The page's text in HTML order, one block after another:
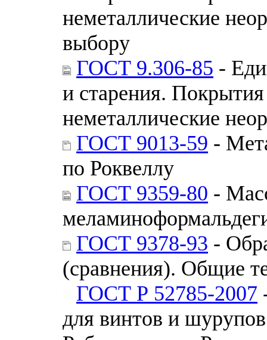
неметаллические
выбору
ГОСТ 9.306-85 -
и старения.
неметаллические
ГОСТ 9013-59 -
по Роквеллу
ГОСТ 9359-80 -
ГОСТ 9378-93 -
(сравнения). Общие
ГОСТ Р 52785-2007
для винтов и